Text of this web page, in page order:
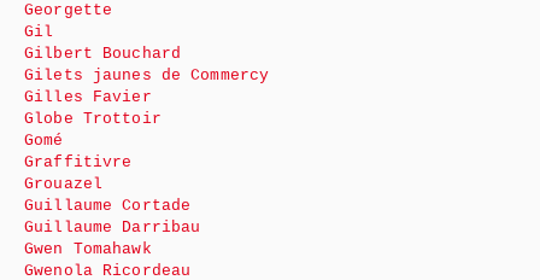
Georgette
Gil
Gilbert Bouchard
Gilets jaunes de Commercy
Gilles Favier
Globe Trottoir
Gomé
Graffitivre
Grouazel
Guillaume Cortade
Guillaume Darribau
Gwen Tomahawk
Gwenola Ricordeau